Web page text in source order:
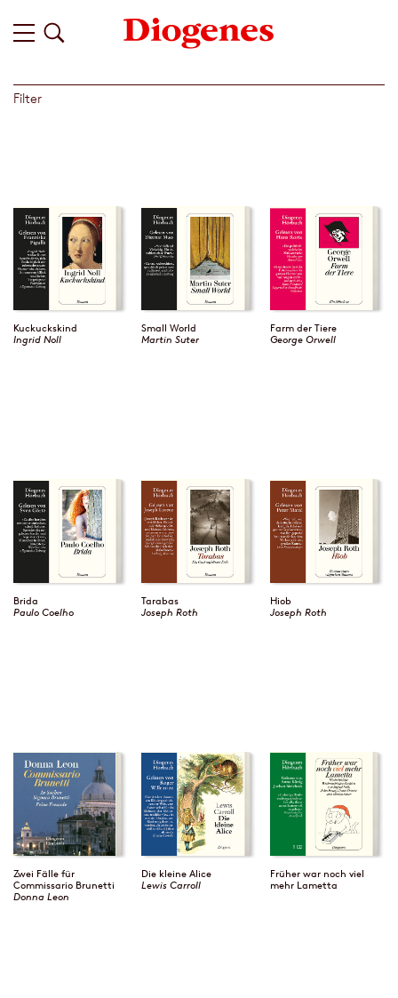
Filter
Kuckuckskind
Ingrid Noll
Small World
Martin Suter
Farm der Tiere
George Orwell
Brida
Paulo Coelho
Tarabas
Joseph Roth
Hiob
Joseph Roth
Zwei Fälle für
Commissario Brunetti
Donna Leon
Die kleine Alice
Lewis Carroll
Früher war noch viel
mehr Lametta